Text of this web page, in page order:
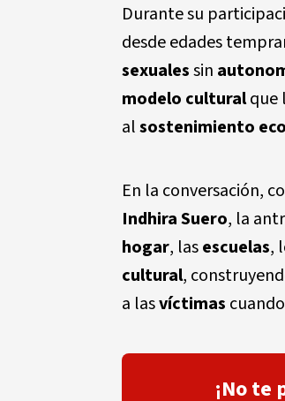
Durante su
desde edades
sexualessin
modelo culturalque
alsostenimiento
En la conversación,
Indhira Suero, la
hogar, lasescuelas,
cultural,
a lasvíctimas
¡No te